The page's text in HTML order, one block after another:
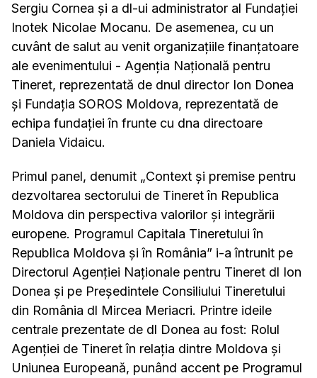
Sergiu Cornea și a dl-ui administrator al Fundației
Inotek Nicolae Mocanu. De asemenea, cu un
cuvânt de salut au venit organizațiile finanțatoare
ale evenimentului - Agenția Națională pentru
Tineret, reprezentată de dnul director Ion Donea
și Fundația SOROS Moldova, reprezentată de
echipa fundației în frunte cu dna directoare
Daniela Vidaicu.
Primul panel, denumit „Context și premise pentru
dezvoltarea sectorului de Tineret în Republica
Moldova din perspectiva valorilor și integrării
europene. Programul Capitala Tineretului în
Republica Moldova și în România” i-a întrunit pe
Directorul Agenției Naționale pentru Tineret dl Ion
Donea și pe Președintele Consiliului Tineretului
din România dl Mircea Meriacri. Printre ideile
centrale prezentate de dl Donea au fost: Rolul
Agenției de Tineret în relația dintre Moldova și
Uniunea Europeană, punând accent pe Programul